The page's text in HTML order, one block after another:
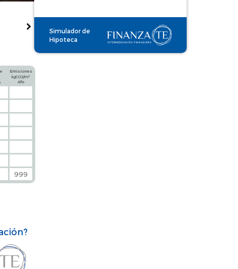
Emisiones
kgCO2/m2
Año
999
Simulador de
Hipoteca